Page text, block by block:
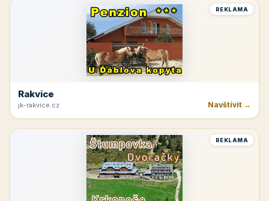
REKLAMA
Rakvice
jk-rakvice.cz Navštívit →
REKLAMA